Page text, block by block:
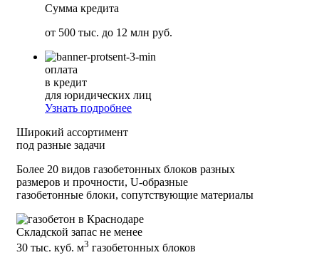
Сумма кредита
от 500 тыс. до 12 млн руб.
оплата
в кредит
для юридических лиц
Узнать подробнее
Широкий ассортимент
под разные задачи
Более 20 видов газобетонных блоков разных
размеров и прочности, U-образные
газобетонные блоки, сопутствующие материалы
Складской запас не менее
30 тыс. куб. м3 газобетонных блоков